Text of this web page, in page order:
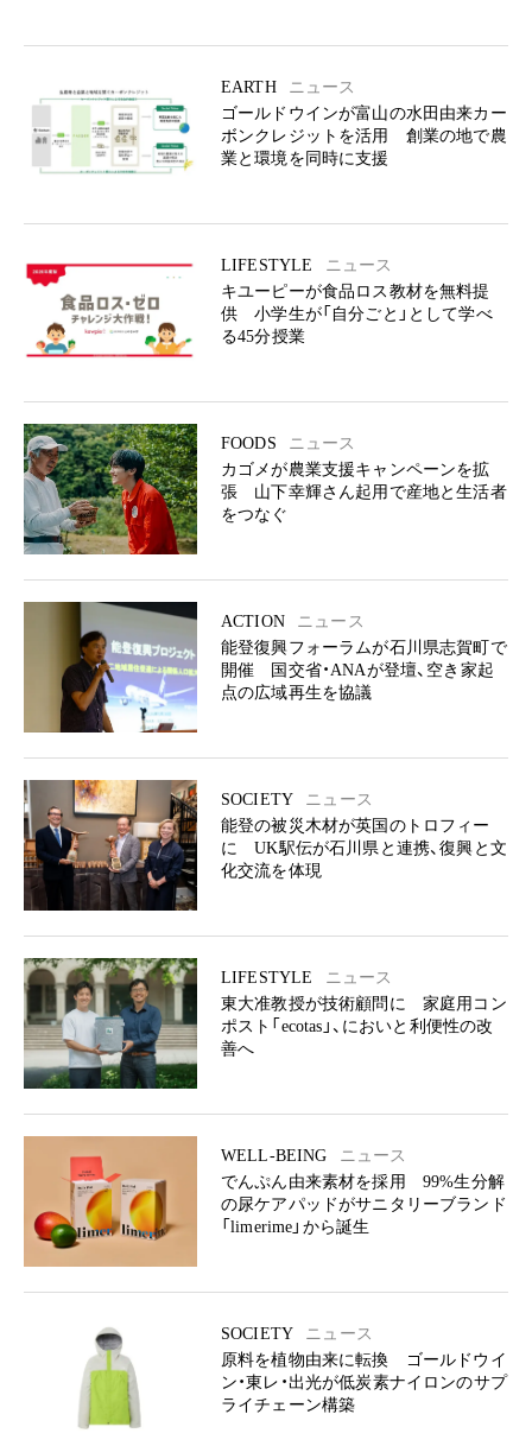
EARTH
ニュース
ゴールドウインが富山の水田由来カー
ボンクレジットを活用 創業の地で農
業と環境を同時に支援
LIFESTYLE
ニュース
キユーピーが食品ロス教材を無料提
供 小学生が「自分ごと」として学べ
る45分授業
FOODS
ニュース
カゴメが農業支援キャンペーンを拡
張 山下幸輝さん起用で産地と生活者
をつなぐ
ACTION
ニュース
能登復興フォーラムが石川県志賀町で
開催 国交省・ANAが登壇、空き家起
点の広域再生を協議
SOCIETY
ニュース
能登の被災木材が英国のトロフィー
に UK駅伝が石川県と連携、復興と文
化交流を体現
LIFESTYLE
ニュース
東大准教授が技術顧問に 家庭用コン
ポスト「ecotas」、においと利便性の改
善へ
WELL-BEING
ニュース
でんぷん由来素材を採用 99%生分解
の尿ケアパッドがサニタリーブランド
「limerime」から誕生
SOCIETY
ニュース
原料を植物由来に転換 ゴールドウイ
ン・東レ・出光が低炭素ナイロンのサプ
ライチェーン構築